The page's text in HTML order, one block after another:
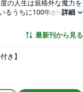
の人生は規格外な魔力を
るうちに100年が経
も見てるのか・・・？」
囚われないリンネの魔
マイペースな最強魔女
詳細
最新刊から見る
き】